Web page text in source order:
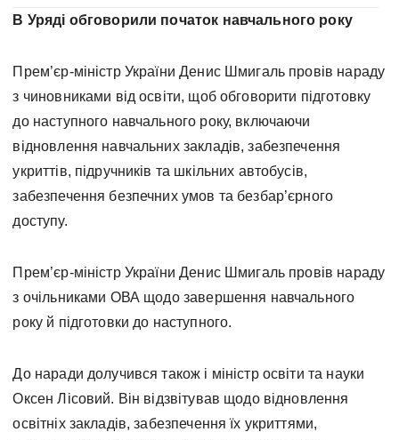
В Уряді обговорили початок навчального року
Прем’єр-міністр України Денис Шмигаль провів нараду
з чиновниками від освіти, щоб обговорити підготовку
до наступного навчального року, включаючи
відновлення навчальних закладів, забезпечення
укриттів, підручників та шкільних автобусів,
забезпечення безпечних умов та безбар’єрного
доступу.
Прем’єр-міністр України Денис Шмигаль провів нараду
з очільниками ОВА щодо завершення навчального
року й підготовки до наступного.
До наради долучився також і міністр освіти та науки
Оксен Лісовий. Він відзвітував щодо відновлення
освітніх закладів, забезпечення їх укриттями,